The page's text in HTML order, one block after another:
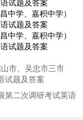
市、吴忠市三市
试题及答案
第二次调研考试英语